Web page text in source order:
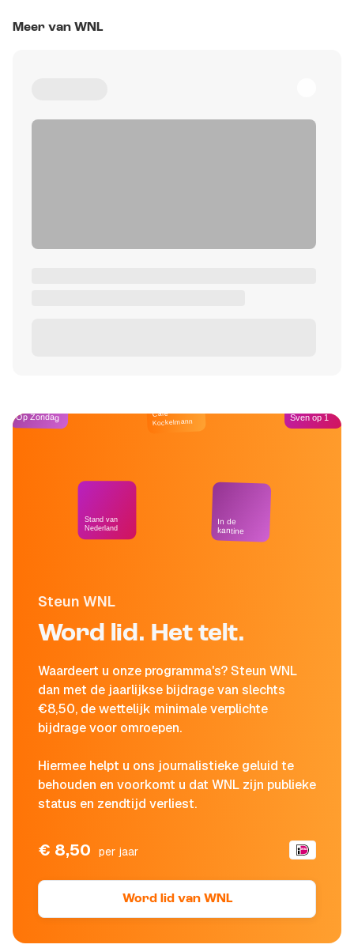
Meer van WNL
Steun WNL
Word lid. Het telt.
Waardeert u onze programma's? Steun WNL
dan met de jaarlijkse bijdrage van slechts
€8,50, de wettelijk minimale verplichte
bijdrage voor omroepen.
Hiermee helpt u ons journalistieke geluid te
behouden en voorkomt u dat WNL zijn publieke
status en zendtijd verliest.
€ 8,50 per jaar
Word lid van WNL
Op Zondag
Stand van
Nederland
Café
Kockelmann
In de
kantine
Sven op 1